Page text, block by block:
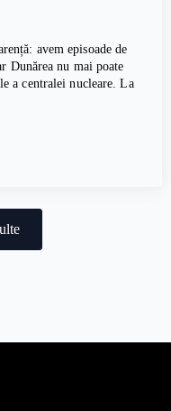
avem episoade de
Dunărea nu mai poate
a centralei nucleare. La